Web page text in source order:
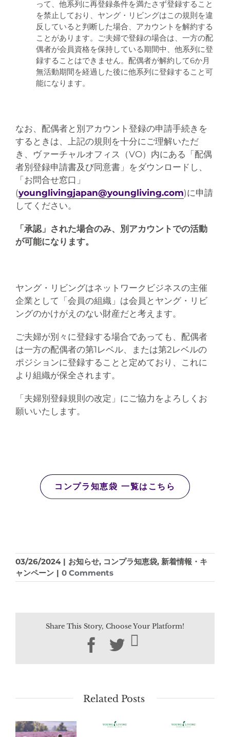
って、他系列に再登録条件を満たさず登録すること
を禁止しており、ヤング・リビングはこの規則を違
反していると判断した場合、アカウントを解約する
ことがあります。ご夫婦で登録の場合は、一方の配
偶者が会員資格を保持している期間中、他系列に登
録することはできません。配偶者が解約して6か月
無活動期間を経過した後に他系列に登録すること可
能になります。
なお、配偶者と別アカウント登録の申請手続きを
するときは、上記の規則を十分にご理解いただ
き、ヴァーチャルオフィス（VO）内にある「配偶
者別登録申請書及び同意書」をダウンロードし、
「お問合せ窓口」
(younglivingjapan@youngliving.com)に申請
してください。
「承認」された場合のみ、別アカウントでの活動
が可能になります。
ヤング・リビングはネットワークビジネスの主催
企業として「会員の組織」は会員とヤング・リビ
ングのかけがえのない財産だと考えます。
ご夫婦が別々に登録する場合であっても、配偶者
は一方の配偶者の第1レベル、または第2レベルの
ポジションに登録することと定めており、これに
より組織が保全されます。
「夫婦別登録規則の改定」にご協力をよろしくお
願いいたします。
コンプラ知恵袋 一覧はこちら
03/26/2024 | お知らせ, コンプラ知恵袋, 新着情報・キ
ャンペーン | 0 Comments
Share This Story, Choose Your Platform!
Facebook
Twitter
Related Posts